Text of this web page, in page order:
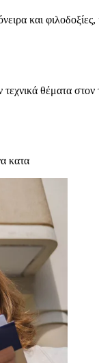
και
θέματα
κατα